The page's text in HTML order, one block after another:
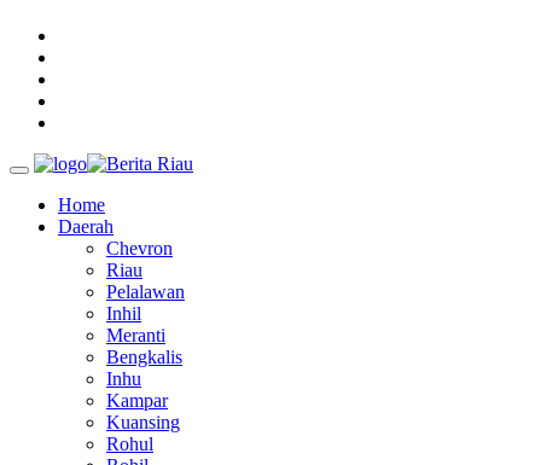
Home
Daerah
Chevron
Riau
Pelalawan
Inhil
Meranti
Bengkalis
Inhu
Kampar
Kuansing
Rohul